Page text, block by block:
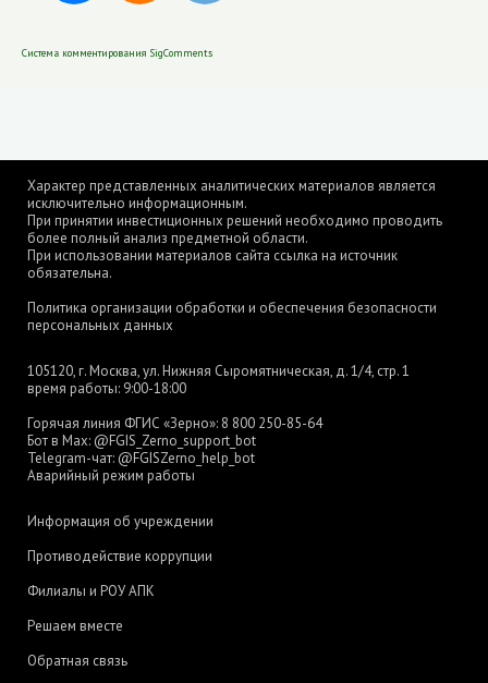
Система комментирования SigComments
Характер представленных аналитических материалов является
исключительно информационным.
При принятии инвестиционных решений необходимо проводить
более полный анализ предметной области.
При использовании материалов сайта ссылка на источник
обязательна.
Политика организации обработки и обеспечения безопасности
персональных данных
105120, г. Москва, ул. Нижняя Сыромятническая, д. 1/4, стр. 1
время работы: 9:00-18:00
Горячая линия ФГИС «Зерно»: 8 800 250-85-64
Бот в Max: @FGIS_Zerno_support_bot
Telegram-чат: @FGISZerno_help_bot
Аварийный режим работы
Информация об учреждении
Противодействие коррупции
Филиалы и РОУ АПК
Решаем вместе
Обратная связь